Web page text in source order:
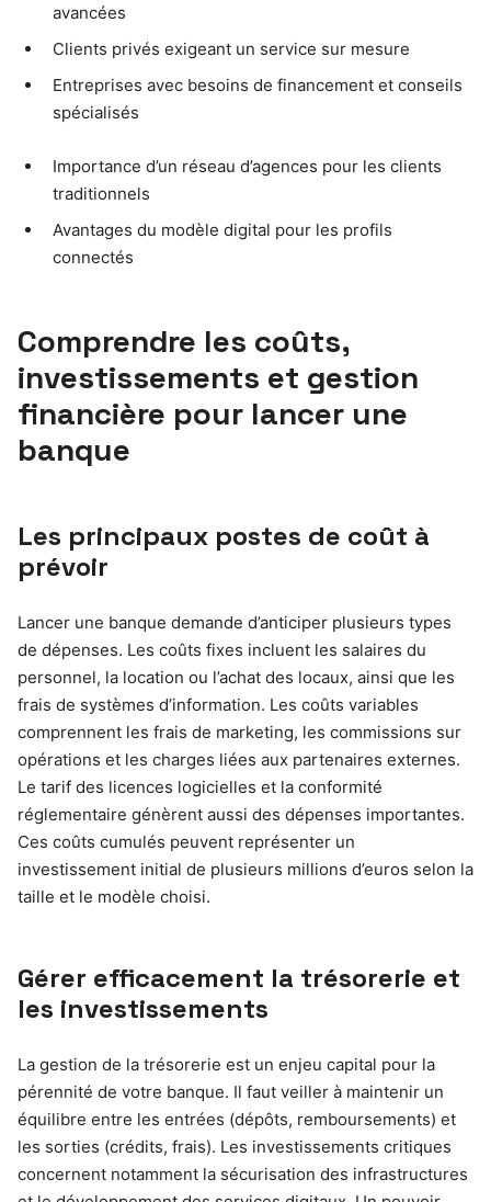
avancées
Clients privés exigeant un service sur mesure
Entreprises avec besoins de financement et conseils
spécialisés
Importance d’un réseau d’agences pour les clients
traditionnels
Avantages du modèle digital pour les profils
connectés
Comprendre les coûts,
investissements et gestion
financière pour lancer une
banque
Les principaux postes de coût à
prévoir
Lancer une banque demande d’anticiper plusieurs types
de dépenses. Les coûts fixes incluent les salaires du
personnel, la location ou l’achat des locaux, ainsi que les
frais de systèmes d’information. Les coûts variables
comprennent les frais de marketing, les commissions sur
opérations et les charges liées aux partenaires externes.
Le tarif des licences logicielles et la conformité
réglementaire génèrent aussi des dépenses importantes.
Ces coûts cumulés peuvent représenter un
investissement initial de plusieurs millions d’euros selon la
taille et le modèle choisi.
Gérer efficacement la trésorerie et
les investissements
La gestion de la trésorerie est un enjeu capital pour la
pérennité de votre banque. Il faut veiller à maintenir un
équilibre entre les entrées (dépôts, remboursements) et
les sorties (crédits, frais). Les investissements critiques
concernent notamment la sécurisation des infrastructures